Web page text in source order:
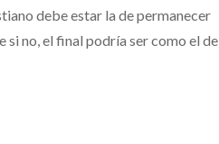
debe estar la de permanecer
si no, el final podría ser como el de